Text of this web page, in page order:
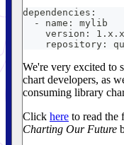
dependencies:
  - name: mylib
    version: 1.x.x
repository:
We're very excited to
chart developers, as
consuming library
Click here to read the
Charting Our Future